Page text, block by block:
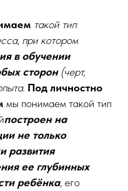
такой тип
при котором
в обучении
сторон(черт,
Под личностно
мы понимаем такой тип
построен на
не только
развития
ее глубинных
ребёнка, его